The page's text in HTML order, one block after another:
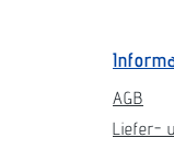
AGB
Liefer-